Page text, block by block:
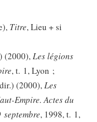
Titre, Lieu + si
(2000),Les légions
, t. 1, Lyon ;
(2000),Les
Empire. Actes du
, 1998, t. 1,